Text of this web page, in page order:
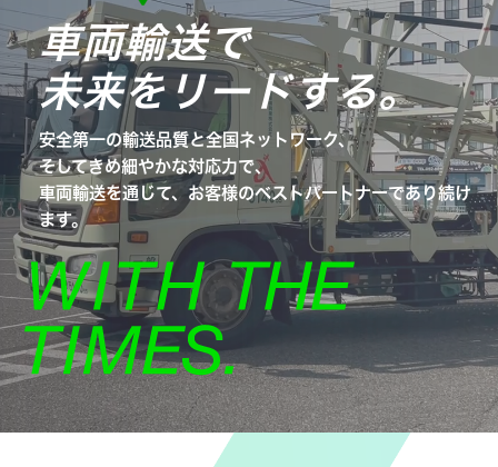
車両輸送で
未来をリードする｡
安全第一の輸送品質と全国ネットワーク、
そしてきめ細やかな対応力で、
車両輸送を通じて、お客様のベストパートナーであり続け
ます。